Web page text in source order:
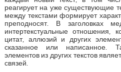
реагирует на уже существующие
между текстами формирует
преподносят. В заголовках
интертекстуальные отношения,
цитат, аллюзий и других
сказанное или написанное.
элементов из других текстов
связей.